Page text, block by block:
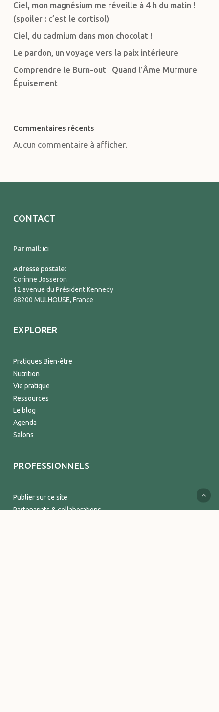
Ciel, mon magnésium me réveille à 4 h du matin !
(spoiler : c’est le cortisol)
Ciel, du cadmium dans mon chocolat !
Le pardon, un voyage vers la paix intérieure
Comprendre le Burn-out : Quand l’Âme Murmure
Épuisement
Commentaires récents
Aucun commentaire à afficher.
CONTACT
Par mail:ici
Adresse postale:
Corinne Josseron
12 avenue du Président Kennedy
68200 MULHOUSE, France
EXPLORER
Pratiques Bien-être
Nutrition
Vie pratique
Ressources
Le blog
Agenda
Salons
PROFESSIONNELS
Publier sur ce site
Partenariats & collaborations